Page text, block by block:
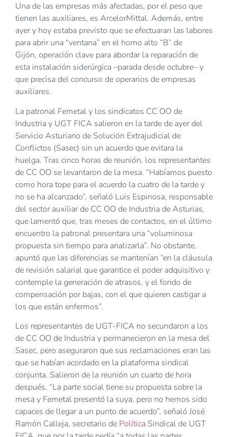
Una de las empresas más afectadas, por el peso que
tienen las auxiliares, es ArcelorMittal. Además, entre
ayer y hoy estaba previsto que se efectuaran las labores
para abrir una “ventana” en el horno alto “B” de
Gijón, operación clave para abordar la reparación de
esta instalación siderúrgica –parada desde octubre– y
que precisa del concurso de operarios de empresas
auxiliares.
La patronal Femetal y los sindicatos CC OO de
Industria y UGT FICA salieron en la tarde de ayer del
Servicio Asturiano de Solución Extrajudicial de
Conflictos (Sasec) sin un acuerdo que evitara la
huelga. Tras cinco horas de reunión, los representantes
de CC OO se levantaron de la mesa. “Habíamos puesto
como hora tope para el acuerdo la cuatro de la tarde y
no se ha alcanzado”, señaló Luis Espinosa, responsable
del sector auxiliar de CC OO de Industria de Asturias,
que lamentó que, tras meses de contactos, en el último
encuentro la patronal presentara una “voluminosa
propuesta sin tiempo para analizarla”. No obstante,
apuntó que las diferencias se mantenían “en la cláusula
de revisión salarial que garantice el poder adquisitivo y
contemple la generación de atrasos, y el fondo de
compensación por bajas, con el que quieren castigar a
los que están enfermos”.
Los representantes de UGT-FICA no secundaron a los
de CC OO de Industria y permanecieron en la mesa del
Sasec, pero aseguraron que sus reclamaciones eran las
que se habían acordado en la plataforma sindical
conjunta. Salieron de la reunión un cuarto de hora
después. “La parte social tiene su propuesta sobre la
mesa y Femetal presentó la suya, pero no hemos sido
capaces de llegar a un punto de acuerdo”, señaló José
Ramón Calleja, secretario de Política Sindical de UGT